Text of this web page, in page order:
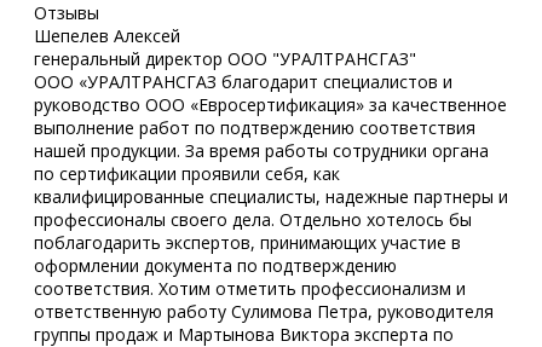
Отзывы
Шепелев Алексей
генеральный директор ООО "УРАЛТРАНСГАЗ"
ООО «УРАЛТРАНСГАЗ благодарит специалистов и
руководство ООО «Евросертификация» за качественное
выполнение работ по подтверждению соответствия
нашей продукции. За время работы сотрудники органа
по сертификации проявили себя, как
квалифицированные специалисты, надежные партнеры и
профессионалы своего дела. Отдельно хотелось бы
поблагодарить экспертов, принимающих участие в
оформлении документа по подтверждению
соответствия. Хотим отметить профессионализм и
ответственную работу Сулимова Петра, руководителя
группы продаж и Мартынова Виктора эксперта по